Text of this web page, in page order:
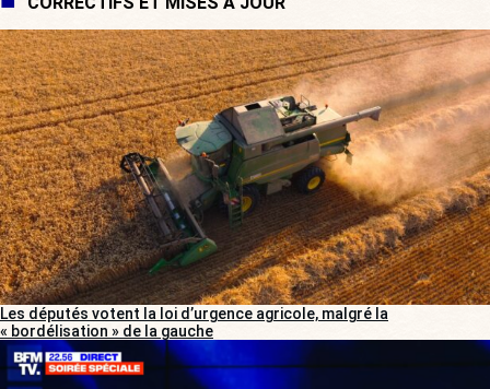
Les députés votent la loi d’urgence agricole, malgré la
« bordélisation » de la gauche